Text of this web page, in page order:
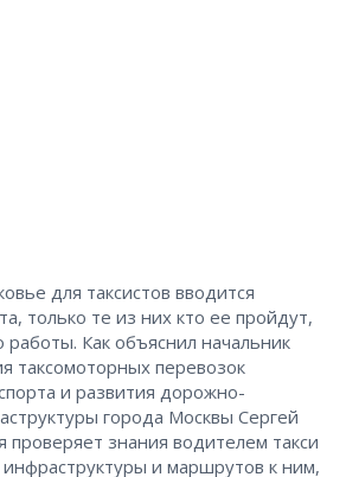
для таксистов вводится
только те из них кто ее пройдут,
Как объяснил начальник
таксомоторных перевозок
и развития дорожно-
города Москвы Сергей
проверяет знания водителем такси
и маршрутов к ним,